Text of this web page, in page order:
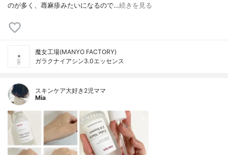
のが多く、蕁麻疹みたいになるので…続きを見る
魔女工場(MANYO FACTORY)
ガラクナイアシン3.0エッセンス
スキンケア大好き2児ママ
Mia